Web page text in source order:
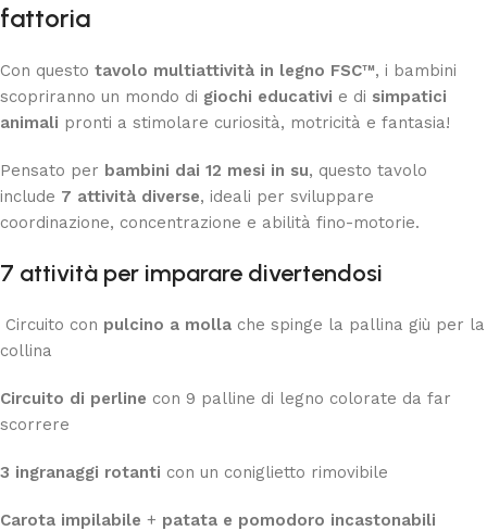
fattoria
Con questo tavolo multiattività in legno FSC™, i bambini
scopriranno un mondo di giochi educativi e di simpatici
animali pronti a stimolare curiosità, motricità e fantasia!
Pensato per bambini dai 12 mesi in su, questo tavolo
include 7 attività diverse, ideali per sviluppare
coordinazione, concentrazione e abilità fino-motorie.
7 attività per imparare divertendosi
Circuito con pulcino a molla che spinge la pallina giù per la
collina
Circuito di perline con 9 palline di legno colorate da far
scorrere
3 ingranaggi rotanti con un coniglietto rimovibile
Carota impilabile + patata e pomodoro incastonabili